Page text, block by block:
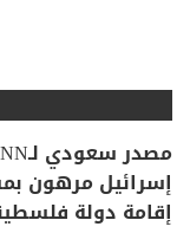
إسرائيل مرهون
إقامة دولة